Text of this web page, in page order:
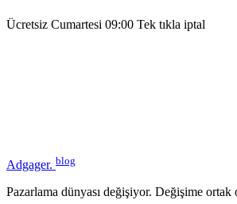
Ücretsiz Cumartesi 09:00 Tek tıkla iptal
Adgager. blog
Pazarlama dünyası değişiyor. Değişime ortak